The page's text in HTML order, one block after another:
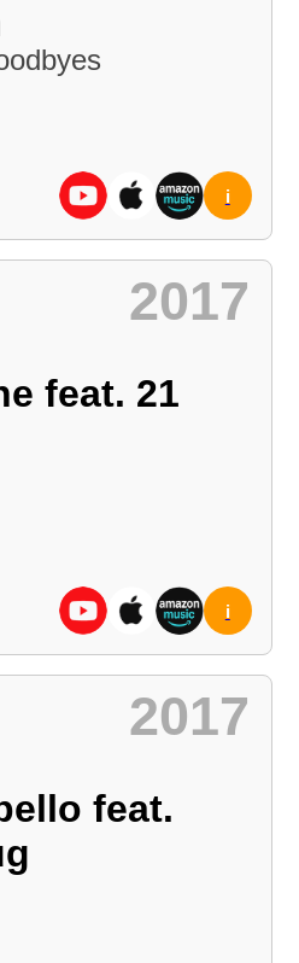
i
2017
feat. 21
i
2017
feat.